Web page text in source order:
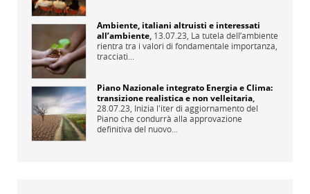
Ambiente, italiani altruisti e interessati
all’ambiente, 13.07.23, La tutela dell’ambiente
rientra tra i valori di fondamentale importanza,
tracciati...
Piano Nazionale integrato Energia e Clima:
transizione realistica e non velleitaria,
28.07.23, Inizia l'iter di aggiornamento del
Piano che condurrà alla approvazione
definitiva del nuovo...